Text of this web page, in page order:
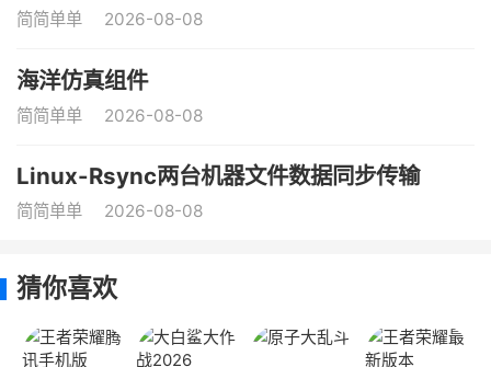
简简单单 2026-08-08
海洋仿真组件
简简单单 2026-08-08
Linux-Rsync两台机器文件数据同步传输
简简单单 2026-08-08
猜你喜欢